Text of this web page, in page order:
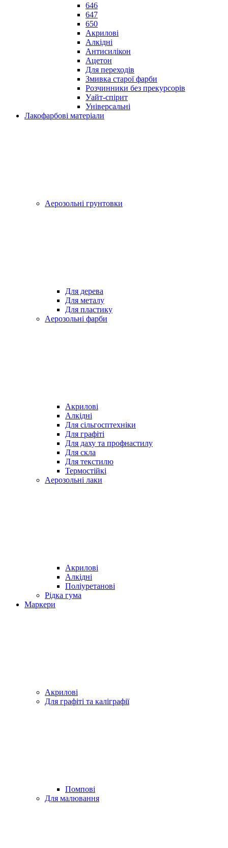
646
647
650
Акрилові
Алкідні
Антисилікон
Ацетон
Для переходів
Змивка старої фарби
Розчинники без прекурсорів
Уайт-спірит
Універсальні
Лакофарбові матеріали
Аерозольні грунтовки
Для дерева
Для металу
Для пластику
Аерозольні фарби
Акрилові
Алкідні
Для cільгосптехніки
Для графіті
Для даху та профнастилу
Для скла
Для текстилю
Термостійкі
Аерозольні лаки
Акрилові
Алкідні
Поліуретанові
Рідка гума
Маркери
Акрилові
Для графіті та каліграфії
Помпові
Для малювання